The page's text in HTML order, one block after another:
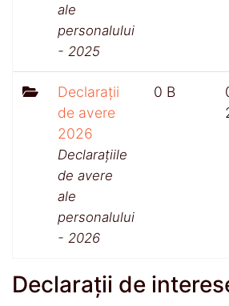
ale
personalului
- 2025
Declarații
de avere
2026
Declarațiile
de avere
ale
personalului
- 2026
0 B
Declarații de